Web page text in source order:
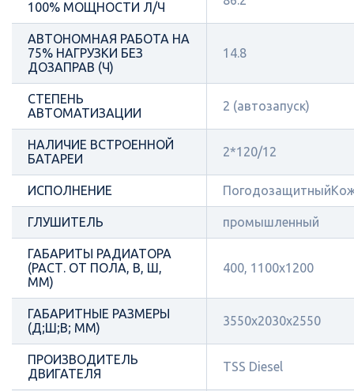
100% МОЩНОСТИ Л/Ч
АВТОНОМНАЯ РАБОТА НА
75% НАГРУЗКИ БЕЗ
ДОЗАПРАВ (Ч)
14.8
СТЕПЕНЬ
АВТОМАТИЗАЦИИ
2 (автозапуск)
НАЛИЧИЕ ВСТРОЕННОЙ
БАТАРЕИ
2*120/12
ИСПОЛНЕНИЕ
ГЛУШИТЕЛЬ промышленный
ГАБАРИТЫ РАДИАТОРА
(РАСТ. ОТ ПОЛА, В, Ш,
ММ)
400, 1100x1200
ГАБАРИТНЫЕ РАЗМЕРЫ
(Д;Ш;В; ММ)
3550x2030x2550
ПРОИЗВОДИТЕЛЬ
ДВИГАТЕЛЯ
TSS Diesel